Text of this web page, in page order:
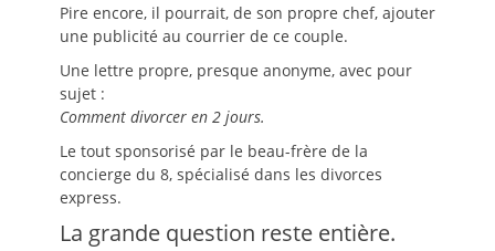
Pire encore, il pourrait, de son propre chef, ajouter
une publicité au courrier de ce couple.
Une lettre propre, presque anonyme, avec pour
sujet :
Comment divorcer en 2 jours.
Le tout sponsorisé par le beau-frère de la
concierge du 8, spécialisé dans les divorces
express.
La grande question reste entière.